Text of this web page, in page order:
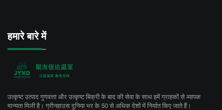
हमारे बारे में
उत्कृष्ट उत्पाद गुणवत्ता और उत्कृष्ट बिक्री के बाद की सेवा के साथ हमें ग्राहकों से व्यापक
मान्यता मिली है। ग्रीनहाउस दुनिया भर के 50 से अधिक देशों में निर्यात किए जाते हैं।